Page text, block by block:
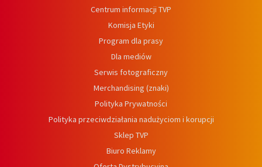
Centrum informacji TVP
Komisja Etyki
Program dla prasy
Dla mediów
Serwis fotograficzny
Merchandising (znaki)
Polityka Prywatności
Polityka przeciwdziałania nadużyciom i korupcji
Sklep TVP
Biuro Reklamy